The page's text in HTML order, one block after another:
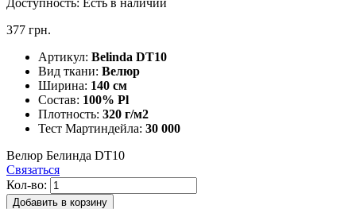
377 грн.
Артикул: Belinda DT10
Вид ткани: Велюр
Ширина: 140 см
Состав: 100% Pl
Плотность: 320 г/м2
Тест Мартиндейла: 30 000
Велюр Белинда DT10
Связаться
Кол-во:
Добавить в корзину